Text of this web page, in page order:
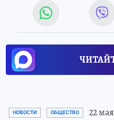
НОВОСТИ ОБЩЕСТВО 22